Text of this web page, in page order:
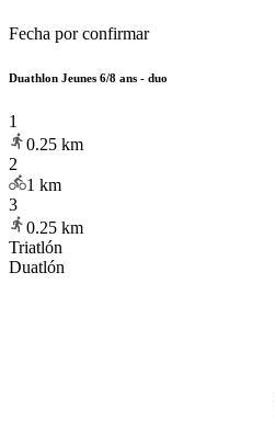
Fecha por confirmar
Duathlon Jeunes 6/8 ans - duo
1
0.25 km
2
1 km
3
0.25 km
Triatlón
Duatlón